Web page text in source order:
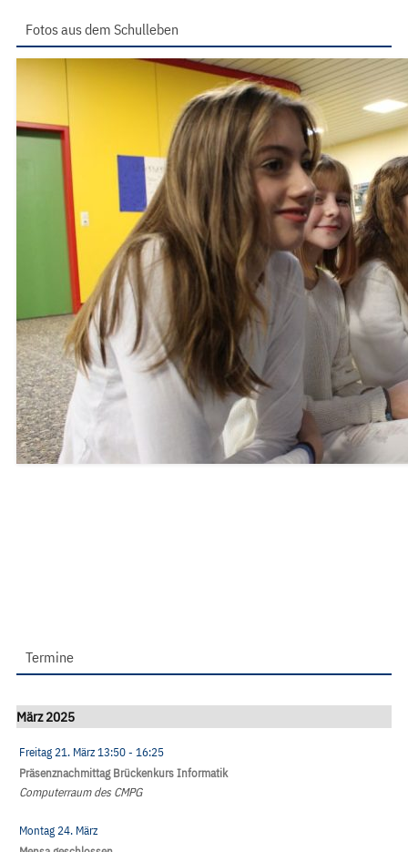
Fotos aus dem Schulleben
Termine
März 2025
Freitag 21. März13:50- 16:25
Präsenznachmittag Brückenkurs Informatik
Computerraum des CMPG
Montag 24. März